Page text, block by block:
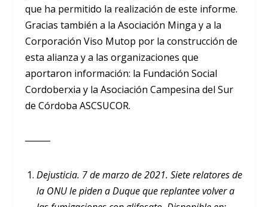
que ha permitido la realización de este informe.
Gracias también a la Asociación Minga y a la
Corporación Viso Mutop por la construcción de
esta alianza y a las organizaciones que
aportaron información: la Fundación Social
Cordoberxia y la Asociación Campesina del Sur
de Córdoba ASCSUCOR.
Dejusticia. 7 de marzo de 2021. Siete relatores de
la ONU le piden a Duque que replantee volver a